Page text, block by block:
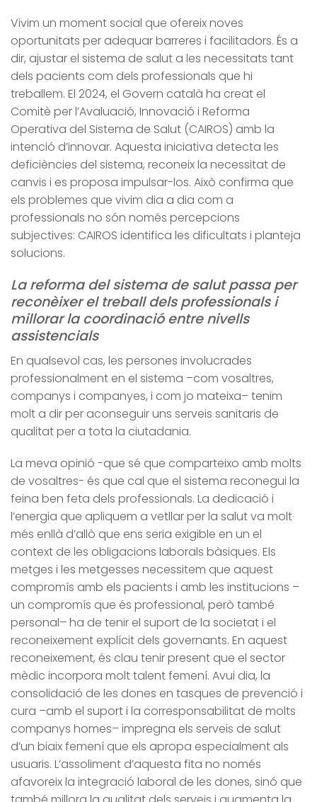
Vivim un moment social que ofereix noves
oportunitats per adequar barreres i facilitadors. És a
dir, ajustar el sistema de salut a les necessitats tant
dels pacients com dels professionals que hi
treballem. El 2024, el Govern català ha creat el
Comitè per l’Avaluació, Innovació i Reforma
Operativa del Sistema de Salut (CAIROS) amb la
intenció d’innovar. Aquesta iniciativa detecta les
deficiències del sistema, reconeix la necessitat de
canvis i es proposa impulsar-los. Això confirma que
els problemes que vivim dia a dia com a
professionals no són només percepcions
subjectives: CAIROS identifica les dificultats i planteja
solucions.
La reforma del sistema de salut passa per
reconèixer el treball dels professionals i
millorar la coordinació entre nivells
assistencials
En qualsevol cas, les persones involucrades
professionalment en el sistema –com vosaltres,
companys i companyes, i com jo mateixa– tenim
molt a dir per aconseguir uns serveis sanitaris de
qualitat per a tota la ciutadania.
La meva opinió -que sé que comparteixo amb molts
de vosaltres- és que cal que el sistema reconegui la
feina ben feta dels professionals. La dedicació i
l’energia que apliquem a vetllar per la salut va molt
més enllà d’allò que ens seria exigible en un el
context de les obligacions laborals bàsiques. Els
metges i les metgesses necessitem que aquest
compromís amb els pacients i amb les institucions –
un compromís que és professional, però també
personal– ha de tenir el suport de la societat i el
reconeixement explícit dels governants. En aquest
reconeixement, és clau tenir present que el sector
mèdic incorpora molt talent femení. Avui dia, la
consolidació de les dones en tasques de prevenció i
cura –amb el suport i la corresponsabilitat de molts
companys homes– impregna els serveis de salut
d’un biaix femení que els apropa especialment als
usuaris. L’assoliment d’aquesta fita no només
afavoreix la integració laboral de les dones, sinó que